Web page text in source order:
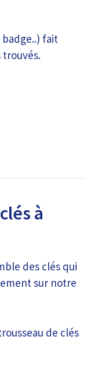
fait
trouvés.
à
des clés qui
sur notre
de clés